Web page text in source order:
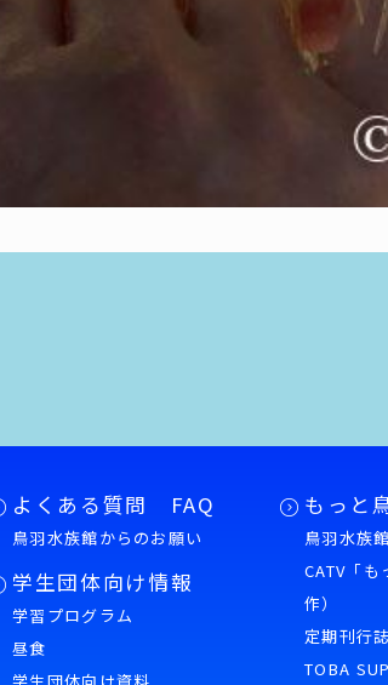
よくある質問 FAQ
鳥羽水族館からのお願い
学生団体向け情報
学習プログラム
昼食
もっと
鳥羽水族
CATV「
作）
定期刊行
TOBA